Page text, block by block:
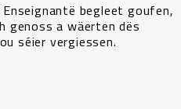
Enseignantë begleet goufen,
genoss a wäerten dës
séier vergiessen.